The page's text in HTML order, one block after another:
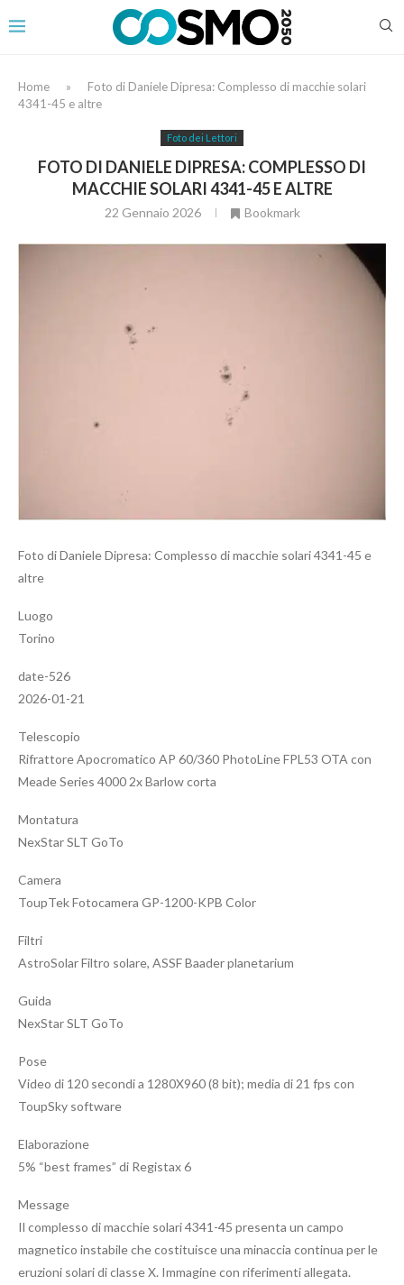
Home »
Foto di Daniele Dipresa: Complesso di macchie solari
4341-45 e altre
Foto dei Lettori
FOTO DI DANIELE DIPRESA: COMPLESSO DI
MACCHIE SOLARI 4341-45 E ALTRE
22 Gennaio 2026 Bookmark
Foto di Daniele Dipresa: Complesso di macchie solari 4341-45 e
altre
Luogo
Torino
date-526
2026-01-21
Telescopio
Rifrattore Apocromatico AP 60/360 PhotoLine FPL53 OTA con
Meade Series 4000 2x Barlow corta
Montatura
NexStar SLT GoTo
Camera
ToupTek Fotocamera GP-1200-KPB Color
Filtri
AstroSolar Filtro solare, ASSF Baader planetarium
Guida
NexStar SLT GoTo
Pose
Video di 120 secondi a 1280X960 (8 bit); media di 21 fps con
ToupSky software
Elaborazione
5% “best frames” di Registax 6
Message
Il complesso di macchie solari 4341-45 presenta un campo
magnetico instabile che costituisce una minaccia continua per le
eruzioni solari di classe X. Immagine con riferimenti allegata.